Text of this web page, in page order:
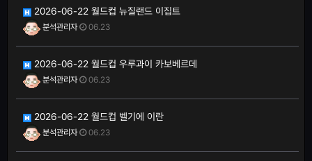
2026-06-22 월드컵 뉴질랜드 이집트
분석관리자 06.23
2026-06-22 월드컵 우루과이 카보베르데
분석관리자 06.23
2026-06-22 월드컵 벨기에 이란
분석관리자 06.23